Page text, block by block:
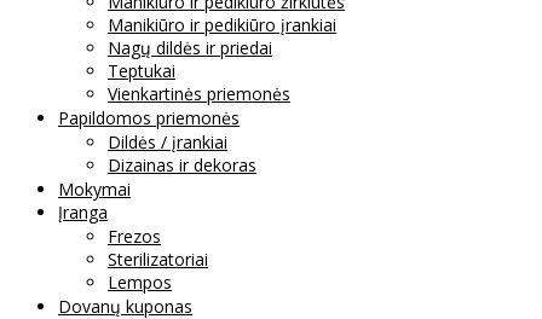
Manikiūro ir pedikiūro įrankiai
Nagų dildės ir priedai
Teptukai
Vienkartinės priemonės
Papildomos priemonės
Dildės / įrankiai
Dizainas ir dekoras
Mokymai
Įranga
Frezos
Sterilizatoriai
Lempos
Dovanų kuponas